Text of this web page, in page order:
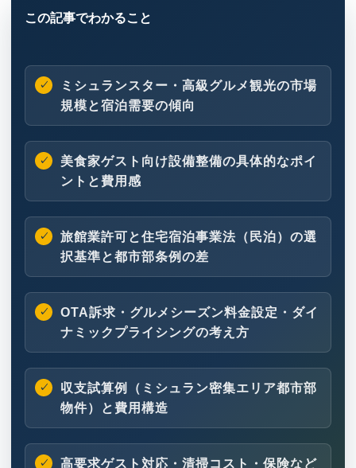
ミシュランスター・高級グルメ観光の市場
規模と宿泊需要の傾向
美食家ゲスト向け設備整備の具体的なポイ
ントと費用感
旅館業許可と住宅宿泊事業法（民泊）の選
択基準と都市部条例の差
OTA訴求・グルメシーズン料金設定・ダイ
ナミックプライシングの考え方
収支試算例（ミシュラン密集エリア都市部
物件）と費用構造
高要求ゲスト対応・清掃コスト・保険など